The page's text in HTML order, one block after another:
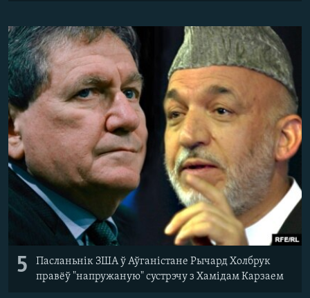
5
Пасланьнік ЗША ў Аўганістане Рычард Холбрук
правёў "напружаную" сустрэчу з Хамідам Карзаем